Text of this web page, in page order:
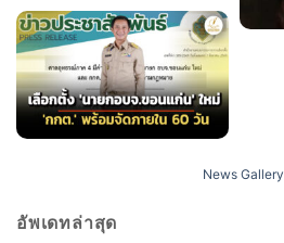
News Gallery
อัพเดทล่าสุด